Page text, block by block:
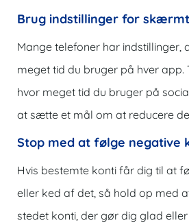
Brug indstillinger for
Mange telefoner har indstillinger,
meget tid du bruger på hver app.
hvor meget tid du bruger på
at sætte et mål om at reducere
Stop med at følge negative
Hvis bestemte konti får dig til at
eller ked af det, så hold op med
stedet konti, der gør dig glad eller